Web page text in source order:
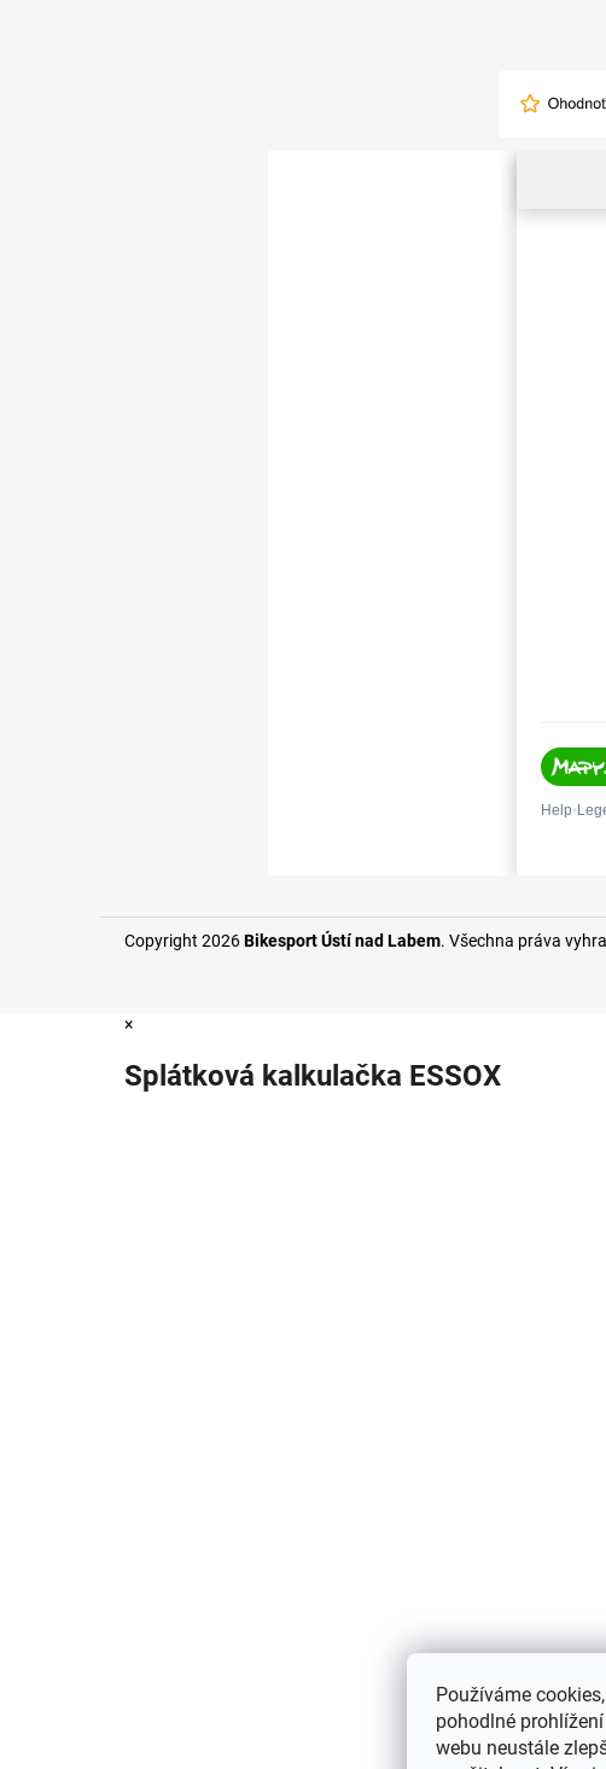
Používáme
pohodlné
webu neustále
Copyright 2026Bikesport Ústí nad Labem. Všechna práva
×
Splátková kalkulačka ESSOX